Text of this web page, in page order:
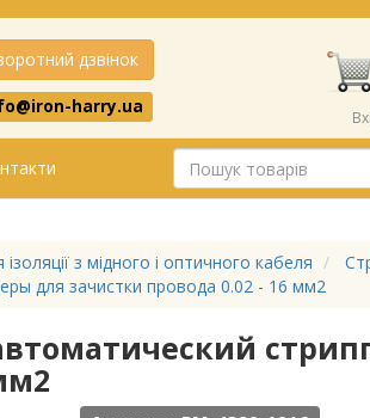
дзвінок
harry.ua
з мідного і оптичного кабеля
для зачистки провода 0.02 - 16 мм2